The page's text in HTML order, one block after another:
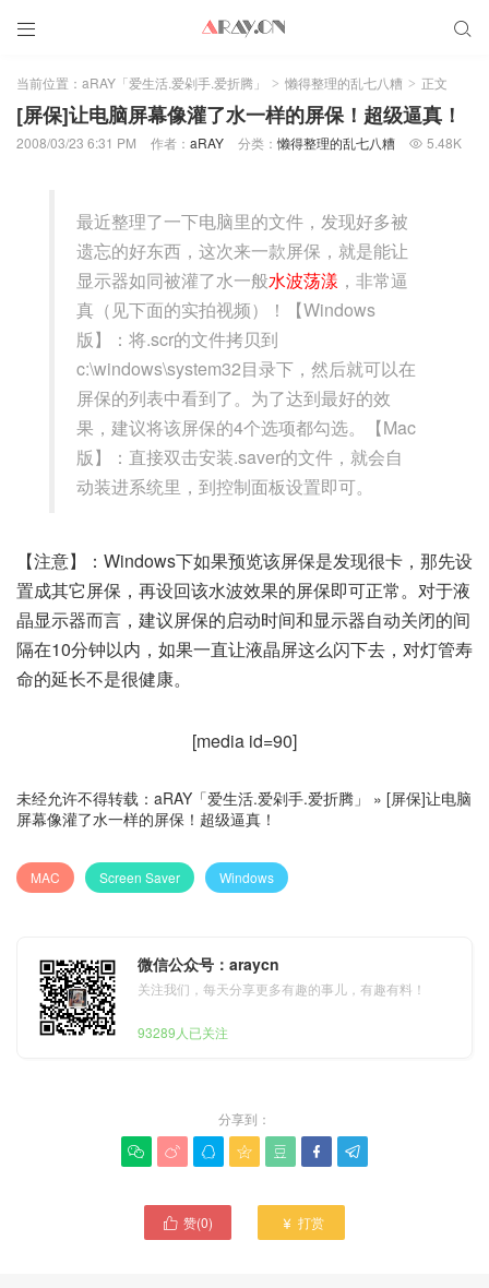
 
当前位置： aRAY「爱生活.爱剁手.爱折腾」 > 懒得整理的乱七八糟 > 正文
[屏保]让电脑屏幕像灌了水一样的屏保！超级逼真！
2008/03/23 6:31 PM 作者： aRAY 分类：懒得整理的乱七八糟  5.48K
最近整理了一下电脑里的文件，发现好多被
遗忘的好东西，这次来一款屏保，就是能让
显示器如同被灌了水一般水波荡漾 ，非常逼
真（见下面的实拍视频）！【Windows
版】：将.scr的文件拷贝到
c:\windows\system32目录下，然后就可以在
屏保的列表中看到了。为了达到最好的效
果，建议将该屏保的4个选项都勾选。【Mac
版】：直接双击安装.saver的文件，就会自
动装进系统里，到控制面板设置即可。
【注意】：Windows下如果预览该屏保是发现很卡，那先设
置成其它屏保，再设回该水波效果的屏保即可正常。对于液
晶显示器而言，建议屏保的启动时间和显示器自动关闭的间
隔在10分钟以内，如果一直让液晶屏这么闪下去，对灯管寿
命的延长不是很健康。
[media id=90]
未经允许不得转载： aRAY「爱生活.爱剁手.爱折腾」 » [屏保]让电脑
屏幕像灌了水一样的屏保！超级逼真！
MAC Screen Saver Windows
微信公众号：araycn
关注我们，每天分享更多有趣的事儿，有趣有料！
93289人已关注
分享到：
      
 赞(0)  打赏